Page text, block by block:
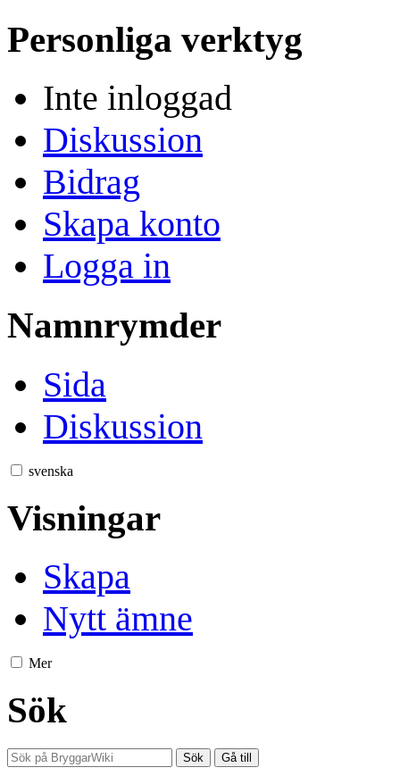
Personliga verktyg
Inte inloggad
Diskussion
Bidrag
Skapa konto
Logga in
Namnrymder
Sida
Diskussion
svenska
Visningar
Skapa
Nytt ämne
Mer
Sök